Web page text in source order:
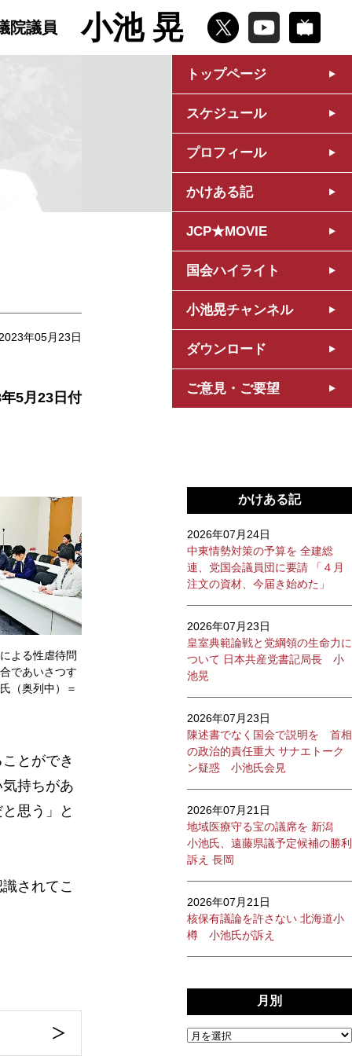
院議員 小池 晃
トップページ
スケジュール
プロフィール
かけある記
JCP★MOVIE
国会ハイライト
小池晃チャンネル
ダウンロード
ご意見・ご要望
2023年05月23日
5月23日付
よる性虐待問
であいさつす
（奥列中）＝
とができ
持ちがあ
思う」と
されてこ
かけある記
2026年07月24日
中東情勢対策の予算を 全建総
連、党国会議員団に要請 「４月
注文の資材、今届き始めた」
2026年07月23日
皇室典範論戦と党綱領の生命力に
ついて 日本共産党書記局長 小
池晃
2026年07月23日
陳述書でなく国会で説明を 首相
の政治的責任重大 サナエトーク
ン疑惑 小池氏会見
2026年07月21日
地域医療守る宝の議席を 新潟
小池氏、遠藤県議予定候補の勝利
訴え 長岡
2026年07月21日
核保有議論を許さない 北海道小
樽 小池氏が訴え
月別